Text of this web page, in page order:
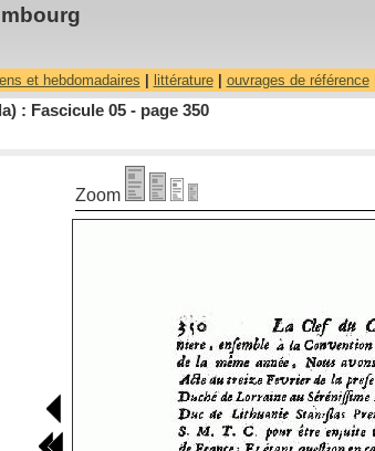
et hebdomadaires littérature| ouvrages de référence|
: Fascicule 05 - page 350
Zoom